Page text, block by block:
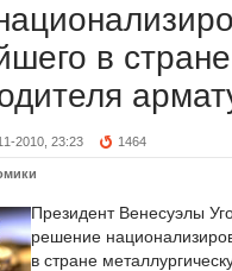
в стране
2010, 23:23 1464
Президент Венесуэлы
решение
в стране